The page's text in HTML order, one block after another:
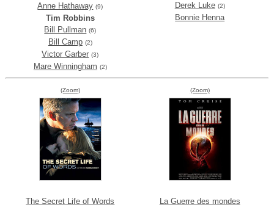
Anne Hathaway (9)
Tim Robbins
Bill Pullman (6)
Bill Camp (2)
Victor Garber (3)
Mare Winningham (2)
Derek Luke (2)
Bonnie Henna
(Zoom)
The Secret Life of Words
(Zoom)
La Guerre des mondes